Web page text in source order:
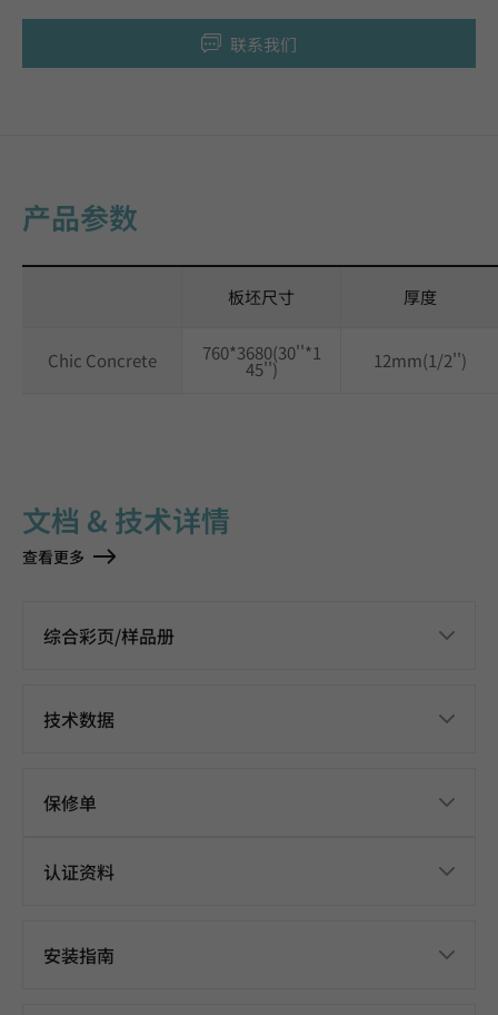
联系我们
产品参数
板坯尺寸 厚度
Chic Concrete 760*3680(30''*1
45'') 12mm(1/2'')
文档 & 技术详情
查看更多
综合彩页/样品册
技术数据
保修单
认证资料
安装指南